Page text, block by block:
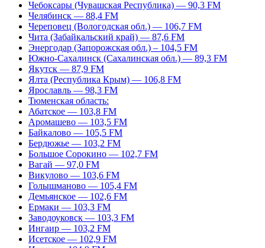
Чебоксары (Чувашская Республика) — 90,3 FM
Челябинск — 88,4 FM
Череповец (Вологодская обл.) — 106,7 FM
Чита (Забайкальский край) — 87,6 FM
Энергодар (Запорожская обл.) – 104,5 FM
Южно-Сахалинск (Сахалинская обл.) — 89,3 FM
Якутск — 87,9 FM
Ялта (Республика Крым) — 106,8 FM
Ярославль — 98,3 FM
Тюменская область:
Абатское — 103,8 FM
Аромашево — 103,5 FM
Байкалово — 105,5 FM
Бердюжье — 103,2 FM
Большое Сорокино — 102,7 FM
Вагай — 97,0 FM
Викулово — 103,6 FM
Голышманово — 105,4 FM
Демьянское — 102,6 FM
Ермаки — 103,3 FM
Заводоуковск — 103,3 FM
Ингаир — 103,2 FM
Исетское — 102,9 FM